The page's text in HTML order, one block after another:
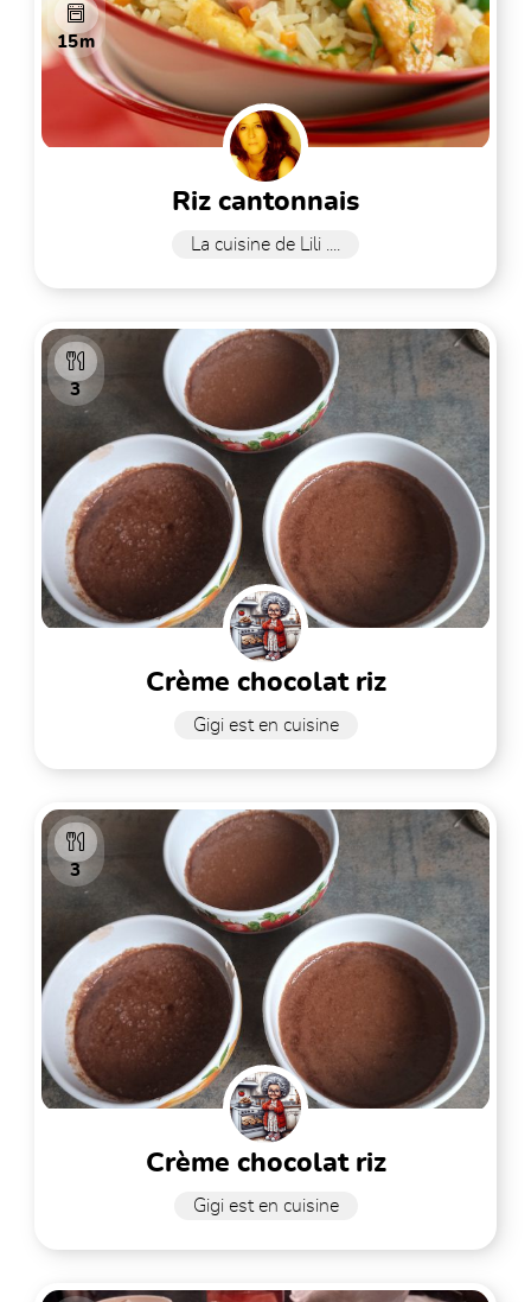
15m
riz cantonnais
La cuisine de Lili ....
3
crème chocolat riz
Gigi est en cuisine
3
crème chocolat riz
Gigi est en cuisine